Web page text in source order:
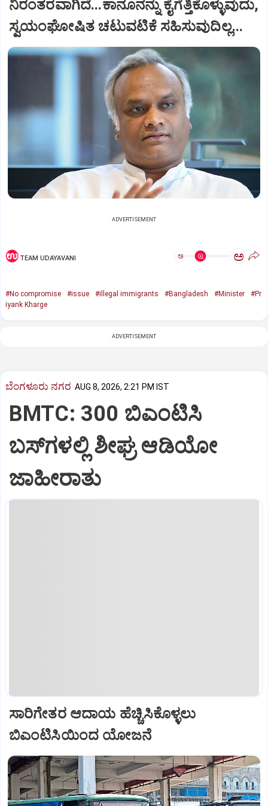
ನಿರಂತರವಾಗಿದೆ...ಕಾನೂನನ್ನು ಕೈಗೆತ್ತಿಕೊಳ್ಳುವುದು,
ಸ್ವಯಂಘೋಷಿತ ಚಟುವಟಿಕೆ ಸಹಿಸುವುದಿಲ್ಲ...
ADVERTISEMENT
TEAM UDAYAVANI ಅ ಅ
#No compromise #issue #illegal immigrants #Bangladesh #Minister
#Pr
iyank Kharge
ADVERTISEMENT
ಬೆಂಗಳೂರು ನಗರ AUG 8, 2026, 2:21 PM IST
BMTC: 300 ಬಿಎಂಟಿಸಿ
ಬಸ್‌ಗಳಲ್ಲಿ ಶೀಘ್ರ ಆಡಿಯೋ
ಜಾಹೀರಾತು
ಸಾರಿಗೇತರ ಆದಾಯ ಹೆಚ್ಚಿಸಿಕೊಳ್ಳಲು
ಬಿಎಂಟಿಸಿಯಿಂದ ಯೋಜನೆ